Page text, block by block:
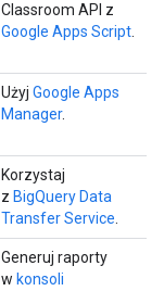
Classroom API z
Google Apps Script
Użyj Google Apps
Manager.
Korzystaj
z BigQuery Data
Transfer Service
Generuj raporty
w konsoli